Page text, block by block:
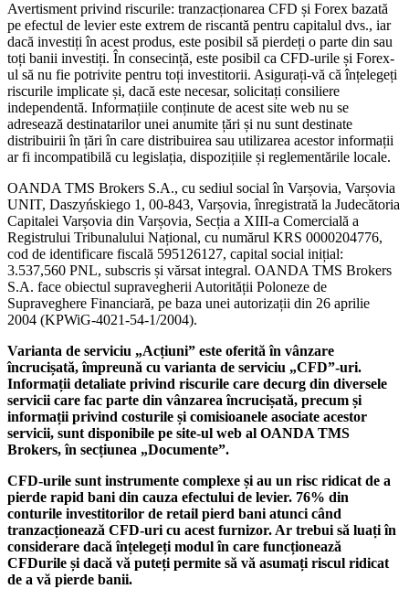
Avertisment privind riscurile: tranzacționarea CFD și Forex bazată
pe efectul de levier este extrem de riscantă pentru capitalul dvs., iar
dacă investiți în acest produs, este posibil să pierdeți o parte din sau
toți banii investiți. În consecință, este posibil ca CFD-urile și Forex-
ul să nu fie potrivite pentru toți investitorii. Asigurați-vă că înțelegeți
riscurile implicate și, dacă este necesar, solicitați consiliere
independentă. Informațiile conținute de acest site web nu se
adresează destinatarilor unei anumite țări și nu sunt destinate
distribuirii în țări în care distribuirea sau utilizarea acestor informații
ar fi incompatibilă cu legislația, dispozițiile și reglementările locale.
OANDA TMS Brokers S.A., cu sediul social în Varșovia, Varșovia
UNIT, Daszyńskiego 1, 00-843, Varșovia, înregistrată la Judecătoria
Capitalei Varșovia din Varșovia, Secția a XIII-a Comercială a
Registrului Tribunalului Național, cu numărul KRS 0000204776,
cod de identificare fiscală 595126127, capital social inițial:
3.537,560 PNL, subscris și vărsat integral. OANDA TMS Brokers
S.A. face obiectul supravegherii Autorității Poloneze de
Supraveghere Financiară, pe baza unei autorizații din 26 aprilie
2004 (KPWiG-4021-54-1/2004).
Varianta de serviciu „Acțiuni” este oferită în vânzare
încrucișată, împreună cu varianta de serviciu „CFD”-uri.
Informații detaliate privind riscurile care decurg din diversele
servicii care fac parte din vânzarea încrucișată, precum și
informații privind costurile și comisioanele asociate acestor
servicii, sunt disponibile pe site-ul web al OANDA TMS
Brokers, în secțiunea „Documente”.
CFD-urile sunt instrumente complexe și au un risc ridicat de a
pierde rapid bani din cauza efectului de levier. 76% din
conturile investitorilor de retail pierd bani atunci când
tranzacționează CFD-uri cu acest furnizor. Ar trebui să luați în
considerare dacă înțelegeți modul în care funcționează
CFDurile și dacă vă puteți permite să vă asumați riscul ridicat
de a vă pierde banii.